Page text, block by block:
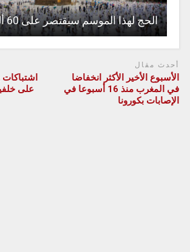
الحج لهذا الموسم سيقتصر على 60 ألف حاج
أحدث مقال
الأسبوع الأخير الأكثر انخفاضا
في المغرب منذ 16 أسبوعا في
الإصابات بكورونا
على